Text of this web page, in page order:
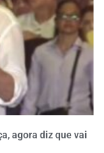
agora diz que vai